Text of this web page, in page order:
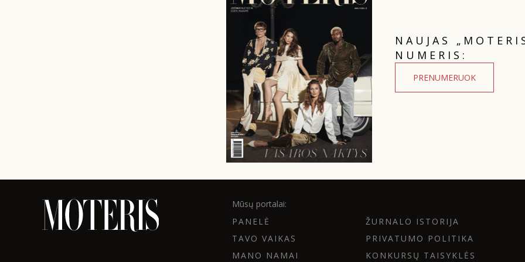
NAUJAS
NUMERIS:
PRENUMERUOK
Mūsų portalai:
PANELĖ
TAVO VAIKAS
MANO NAMAI
ŽURNALO ISTORIJA
PRIVATUMO POLITIKA
KONKURSŲ TAISYKLĖS